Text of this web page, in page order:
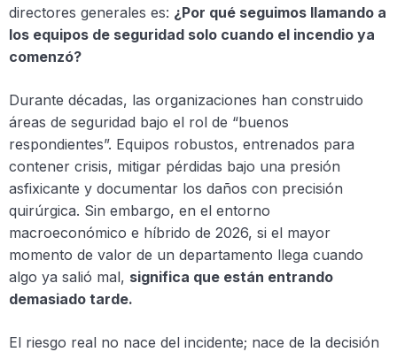
directores generales es: ¿Por qué seguimos llamando a
los equipos de seguridad solo cuando el incendio ya
comenzó?
Durante décadas, las organizaciones han construido
áreas de seguridad bajo el rol de “buenos
respondientes”. Equipos robustos, entrenados para
contener crisis, mitigar pérdidas bajo una presión
asfixicante y documentar los daños con precisión
quirúrgica. Sin embargo, en el entorno
macroeconómico e híbrido de 2026, si el mayor
momento de valor de un departamento llega cuando
algo ya salió mal, significa que están entrando
demasiado tarde.
El riesgo real no nace del incidente; nace de la decisión